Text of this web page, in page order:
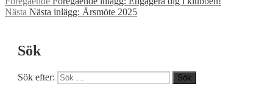
Nästa Nästa inlägg: Årsmöte 2025
Sök
Sök efter: Sök